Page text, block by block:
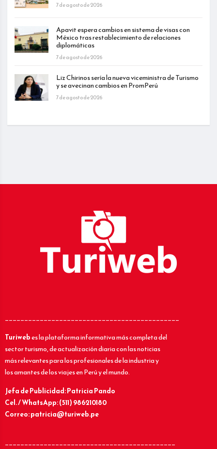
7 de agosto de 2026
Apavit espera cambios en sistema de visas con
México tras restablecimiento de relaciones
diplomáticas
7 de agosto de 2026
Liz Chirinos sería la nueva viceministra de Turismo
y se avecinan cambios en PromPerú
7 de agosto de 2026
_____________________________________________
Turiwebes la plataforma informativa más completa del
sector turismo, de actualización diaria con las noticias
más relevantes para los profesionales de la industria y
los amantes de los viajes en Perú y el mundo.
Jefa de Publicidad: Patricia Pando
Cel. / WhatsApp: (511) 986210180
Correo: patricia@turiweb.pe
____________________________________________